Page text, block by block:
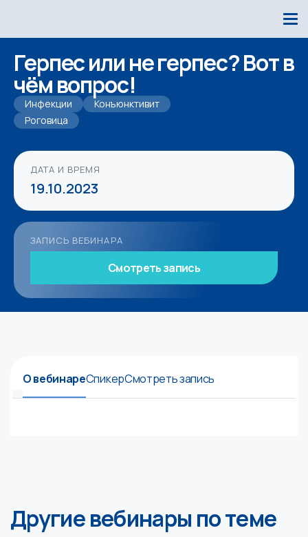
Герпес или не герпес? Вот в
чём вопрос!
Инфекции
Конъюнктивит
Роговица
ДАТА И ВРЕМЯ
19.10.2023
ЗАПИСЬ ВЕБИНАРА
Смотреть запись
О вебинареСпикерСмотреть запись
Другие вебинары по теме